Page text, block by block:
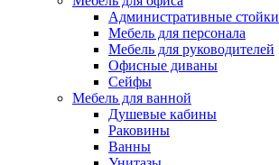
Административные стойки
Мебель для персонала
Мебель для руководителей
Офисные диваны
Сейфы
Мебель для ванной
Душевые кабины
Раковины
Ванны